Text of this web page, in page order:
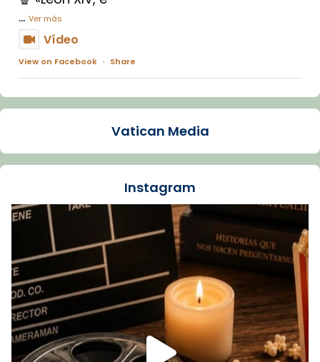
... Ver más
Vídeo
View on Facebook · Share
Arquebisbat de Barcelona
La Carmina va patir depressió. Fa gairebé
dos mesos, a l'Estadi Lluís Companys, la
Recupera l'entrevista comp
Vatican
tican News 👇
www.vaticannews.va/es/iglesia/news/2026-
07/carmina-historia-depresion-papa-viaje-
espana-testimoni...
Foto
View on Facebook · Share
Vatican Media
Instagram